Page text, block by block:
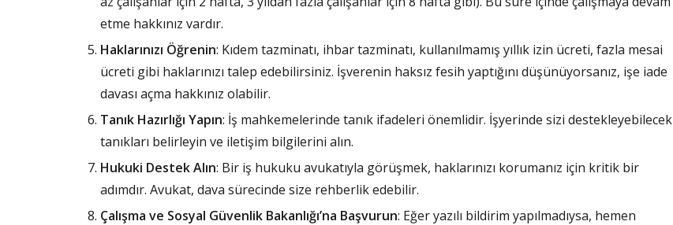
etme hakkınız vardır.
Haklarınızı Öğrenin: Kıdem tazminatı, ihbar tazminatı, kullanılmamış yıllık izin ücreti, fazla mesai
ücreti gibi haklarınızı talep edebilirsiniz. İşverenin haksız fesih yaptığını düşünüyorsanız, işe iade
davası açma hakkınız olabilir.
Tanık Hazırlığı Yapın: İş mahkemelerinde tanık ifadeleri önemlidir. İşyerinde sizi destekleyebilecek
tanıkları belirleyin ve iletişim bilgilerini alın.
Hukuki Destek Alın: Bir iş hukuku avukatıyla görüşmek, haklarınızı korumanız için kritik bir
adımdır. Avukat, dava sürecinde size rehberlik edebilir.
Çalışma ve Sosyal Güvenlik Bakanlığı’na Başvurun: Eğer yazılı bildirim yapılmadıysa, hemen